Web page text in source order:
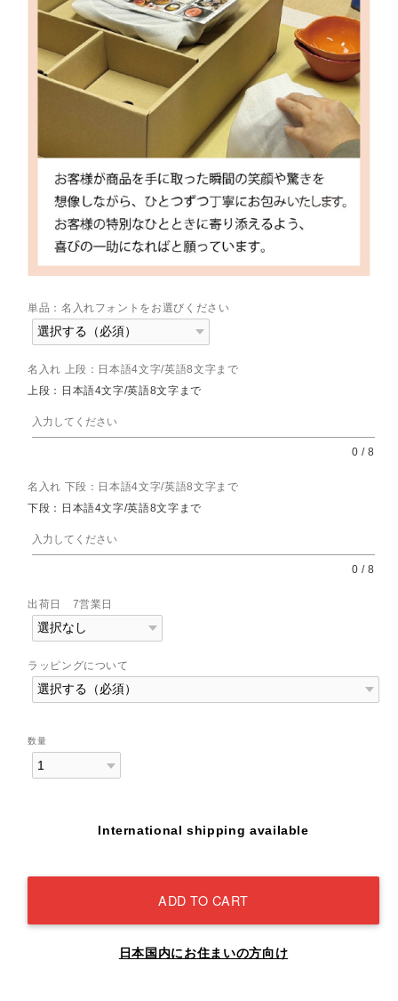
単品：名入れフォントをお選びください
名入れ 上段：日本語4文字/英語8文字まで
上段：日本語4文字/英語8文字まで
0 /8
名入れ 下段：日本語4文字/英語8文字まで
下段：日本語4文字/英語8文字まで
0 /8
出荷日 7営業日
ラッピングについて
数量
International shipping available
ADD TO CART
日本国内にお住まいの方向け